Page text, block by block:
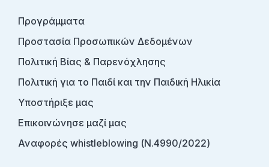
Προγράμματα
Προστασία Προσωπικών Δεδομένων
Πολιτική Βίας & Παρενόχλησης
Πολιτική για το Παιδί και την Παιδική Ηλικία
Υποστήριξε μας
Επικοινώνησε μαζί μας
Αναφορές whistleblowing (Ν.4990/2022)